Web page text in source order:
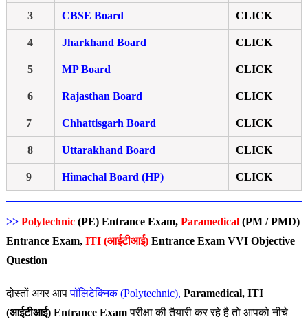
3 CBSE Board CLICK
4 Jharkhand Board CLICK
5 MP Board CLICK
6 Rajasthan Board CLICK
7 Chhattisgarh Board CLICK
8 Uttarakhand Board CLICK
9 Himachal Board (HP) CLICK
>> Polytechnic(PE) Entrance Exam, Paramedical(PM / PMD)
Entrance Exam, ITI (आईटीआई)Entrance Exam VVI Objective
Question
दोस्तों अगर आपपॉलिटेक्निक (Polytechnic), Paramedical, ITI
(आईटीआई) Entrance Examपरीक्षा की तैयारी कर रहे है तो आपको नीचे